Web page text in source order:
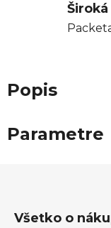
Popis
Parametre
Všetko o